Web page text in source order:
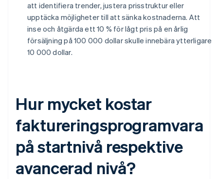
att identifiera trender, justera prisstruktur eller
upptäcka möjligheter till att sänka kostnaderna. Att
inse och åtgärda ett 10 % för lågt pris på en årlig
försäljning på 100 000 dollar skulle innebära ytterligare
10 000 dollar.
Hur mycket kostar
faktureringsprogramvara
på startnivå respektive
avancerad nivå?